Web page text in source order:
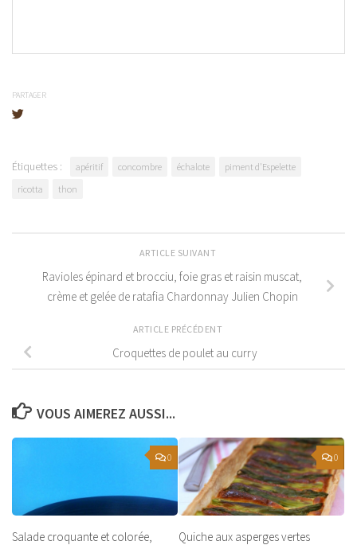
PARTAGER
Étiquettes : apéritif concombre échalote
piment d'Espelette
ricotta
thon
ARTICLE SUIVANT
Ravioles épinard et brocciu, foie gras et raisin muscat,
crème et gelée de ratafia Chardonnay Julien Chopin
ARTICLE PRÉCÉDENT
Croquettes de poulet au curry
VOUS AIMEREZ AUSSI...
0
Salade croquante et colorée,
0
Quiche aux asperges vertes